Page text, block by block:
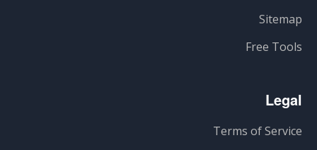
Sitemap
Free Tools
Legal
Terms of Service